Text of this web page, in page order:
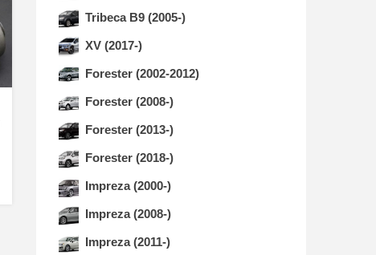
Tribeca B9 (2005-)
XV (2017-)
Forester (2002-2012)
Forester (2008-)
Forester (2013-)
Forester (2018-)
Impreza (2000-)
Impreza (2008-)
Impreza (2011-)